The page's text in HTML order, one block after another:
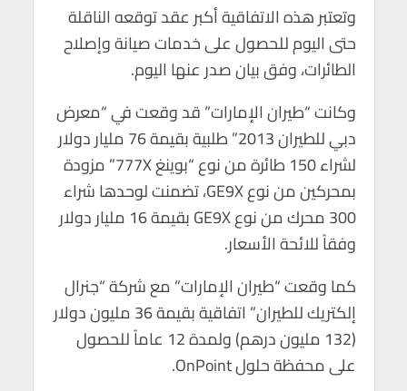
وتعتبر هذه الاتفاقية أكبر عقد توقعه الناقلة
حتى اليوم للحصول على خدمات صيانة وإصلاح
الطائرات، وفق بيان صدر عنها اليوم.
وكانت “طيران الإمارات” قد وقعت في “معرض
دبي للطيران 2013” طلبية بقيمة 76 مليار دولار
لشراء 150 طائرة من نوع “بوينغ 777X” مزودة
بمحركين من نوع GE9X، تضمنت لوحدها شراء
300 محرك من نوع GE9X بقيمة 16 مليار دولار
وفقاً للائحة الأسعار.
كما وقعت “طيران الإمارات” مع شركة “جنرال
إلكتريك للطيران” اتفاقية بقيمة 36 مليون دولار
(132 مليون درهم) ولمدة 12 عاماً للحصول
على محفظة حلول OnPoint.